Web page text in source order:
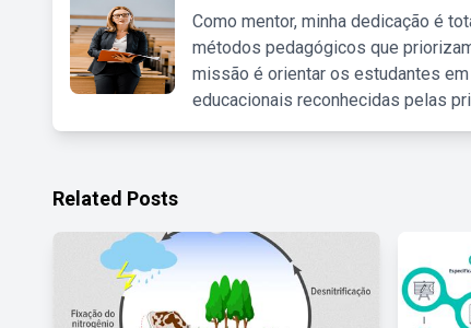
Como mentor, minha dedicação é
métodos pedagógicos que
missão é orientar os estudantes
educacionais reconhecidas pelas
Related Posts